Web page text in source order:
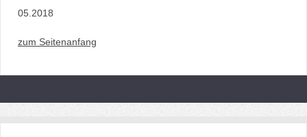
05.2018
zum Seitenanfang